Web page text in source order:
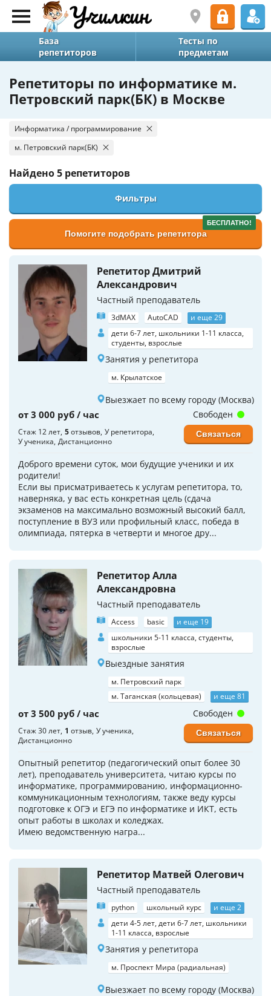
База
репетиторов
Тесты по
предметам
Репетиторы по информатике м.
Петровский парк(БК) в Москве
Информатика / программирование
м. Петровский парк(БК)
Найдено5 репетиторов
Фильтры
БЕСПЛАТНО!
Помогите подобрать репетитора
Репетитор Дмитрий
Александрович
Частный преподаватель
3dMAX AutoCAD
и еще 29
дети 6-7 лет, школьники 1-11 класса,
студенты, взрослые
Занятия у репетитора
м. Крылатское
Выезжает по всему городу (Москва)
от 3 000 руб / час
Стаж 12 лет 5отзывов У репетитора
У ученика Дистанционно
Доброго времени суток, мои будущие ученики и их
родители!
Если вы присматриваетесь к услугам репетитора, то,
наверняка, у вас есть конкретная цель (сдача
экзаменов на максимально возможный высокий балл,
поступление в ВУЗ или профильный класс, победа в
олимпиада, пятерка в четверти и многое дру...
Свободен
Связаться
Репетитор Алла
Александровна
Частный преподаватель
Access basic
и еще 19
школьники 5-11 класса, студенты,
взрослые
Выездные занятия
м. Петровский парк
м. Таганская (кольцевая)
и еще 81
от 3 500 руб / час
Стаж 30 лет 1 отзыв У ученика
Дистанционно
Опытный репетитор (педагогический опыт более 30
лет), преподаватель университета, читаю курсы по
информатике, программированию, информационно-
коммуникационным технологиям, также веду курсы
подготовке к ОГЭ и ЕГЭ по информатике и ИКТ, есть
опыт работы в школах и коледжах.
Имею ведомственную награ...
Свободен
Связаться
Репетитор Матвей Олегович
Частный преподаватель
python школьный курс
и еще 2
дети 4-5 лет, дети 6-7 лет, школьники
1-11 класса, взрослые
Занятия у репетитора
м. Проспект Мира (радиальная)
Выезжает по всему городу (Москва)